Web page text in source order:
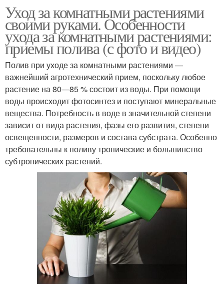
Уход за комнатными растениями
своими руками. Особенности
ухода за комнатными растениями:
приемы полива (с фото и видео)
Полив при уходе за комнатными растениями —
важнейший агротехнический прием, поскольку любое
растение на 80—85 % состоит из воды. При помощи
воды происходит фотосинтез и поступают минеральные
вещества. Потребность в воде в значительной степени
зависит от вида растения, фазы его развития, степени
освещенности, размеров и состава субстрата. Особенно
требовательны к поливу тропические и большинство
субтропических растений.